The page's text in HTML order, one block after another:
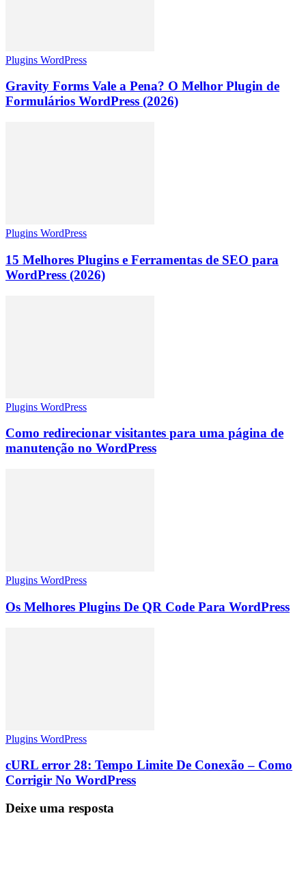
Plugins WordPress
Gravity Forms Vale a Pena? O Melhor Plugin de
Formulários WordPress (2026)
Plugins WordPress
15 Melhores Plugins e Ferramentas de SEO para
WordPress (2026)
Plugins WordPress
Como redirecionar visitantes para uma página de
manutenção no WordPress
Plugins WordPress
Os Melhores Plugins De QR Code Para WordPress
Plugins WordPress
cURL error 28: Tempo Limite De Conexão – Como
Corrigir No WordPress
Deixe uma resposta